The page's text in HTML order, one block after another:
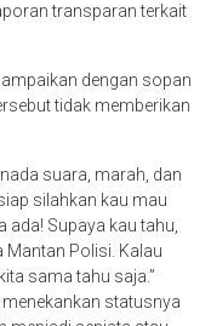
transparan terkait
dengan sopan
tidak memberikan
suara, marah, dan
silahkan kau mau
ada! Supaya kau tahu,
Mantan Polisi. Kalau
sama tahu saja.”
statusnya